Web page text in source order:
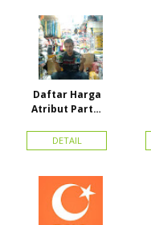
Daftar Harga
Atribut Partai
Toko Maha
Karya Online
Proyek Senen
Jakarta Pusat
DETAIL